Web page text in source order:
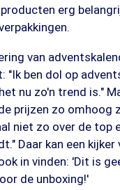
erg
van
"Ik ben dol op
nu zo'n trend is."
prijzen zo omhoog
niet zo over de top
Daar kan een kijker
in vinden: 'Dit is
de unboxing!'